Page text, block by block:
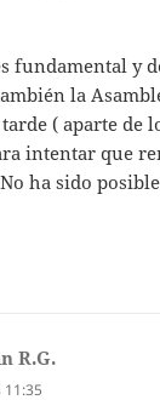
fundamental y
la
( aparte de
intentar que
ha sido
R.G.